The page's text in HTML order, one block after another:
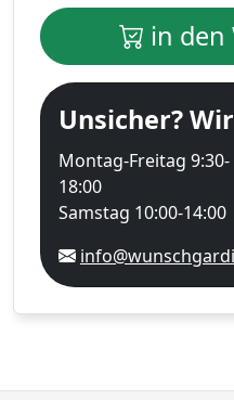
in den
Unsicher?
Montag-Freitag 9:30-
18:00
Samstag 10:00-14:00